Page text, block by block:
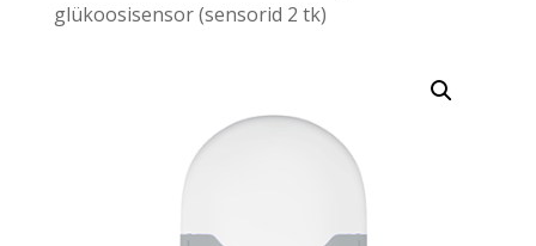
glükoosisensor (sensorid 2 tk)